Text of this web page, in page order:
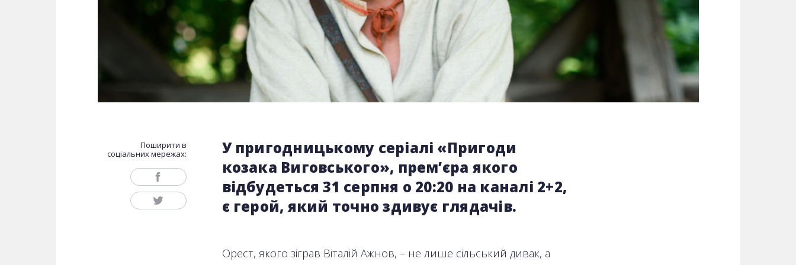
Поширити в
соціальних мережах:
У пригодницькому серіалі «Пригоди
козака Виговського», прем’єра якого
відбудеться 31 серпня о 20:20 на каналі 2+2,
є герой, який точно здивує глядачів.
Орест, якого зіграв Віталій Ажнов, – не лише сільський дивак, а